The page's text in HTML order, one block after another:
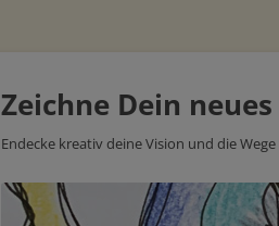
Zeichne Dein
Endecke kreativ deine Vision und die